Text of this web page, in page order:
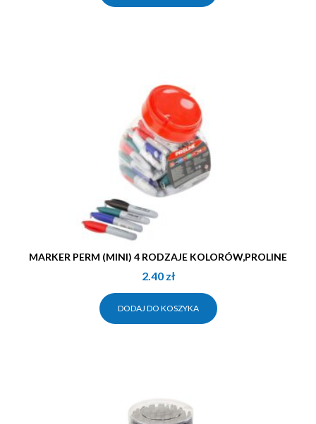
MARKER PERM (MINI) 4 RODZAJE KOLORÓW,PROLINE
2.40 zł
DODAJ DO KOSZYKA